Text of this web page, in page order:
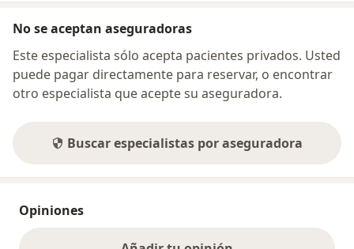
No se aceptan aseguradoras
Este especialista sólo acepta pacientes privados. Usted
puede pagar directamente para reservar, o encontrar
otro especialista que acepte su aseguradora.
Buscar especialistas por aseguradora
Opiniones